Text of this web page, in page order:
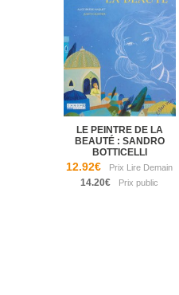
LE PEINTRE DE LA
BEAUTÉ : SANDRO
BOTTICELLI
12.92€
14.20€